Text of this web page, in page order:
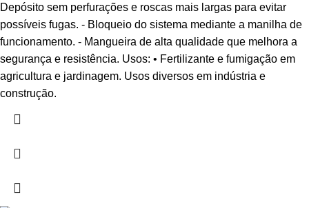
Depósito sem perfurações e roscas mais largas para evitar
possíveis fugas. - Bloqueio do sistema mediante a manilha de
funcionamento. - Mangueira de alta qualidade que melhora a
segurança e resistência. Usos: • Fertilizante e fumigação em
agricultura e jardinagem. Usos diversos em indústria e
construção.